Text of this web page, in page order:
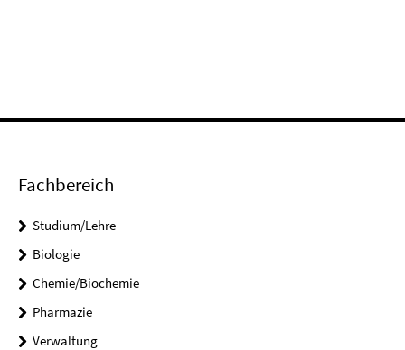
Fachbereich
Studium/Lehre
Biologie
Chemie/Biochemie
Pharmazie
Verwaltung